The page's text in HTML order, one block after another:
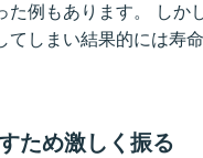
た例もあります。 しか
てしまい結果的には寿
ため激しく振る